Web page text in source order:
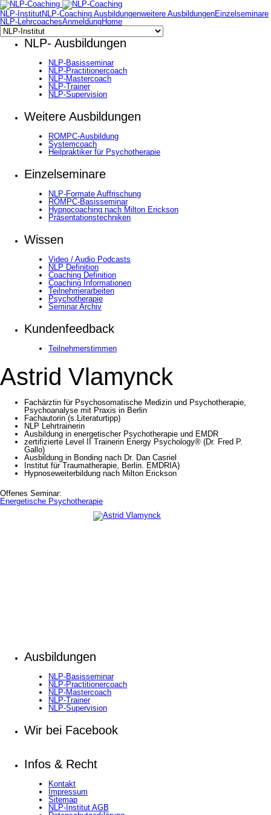
NLP-InstitutNLP-Coaching Ausbildungenweitere AusbildungenEinzelseminare
NLP-LehrcoachesAnmeldungHome
NLP- Ausbildungen
NLP-Basisseminar
NLP-Practitionercoach
NLP-Mastercoach
NLP-Trainer
NLP-Supervision
Weitere Ausbildungen
ROMPC-Ausbildung
Systemcoach
Heilpraktiker für Psychotherapie
Einzelseminare
NLP-Formate Auffrischung
ROMPC-Basisseminar
Hypnocoaching nach Milton Erickson
Präsentationstechniken
Wissen
Video / Audio Podcasts
NLP Definition
Coaching Definition
Coaching Informationen
Teilnehmerarbeiten
Psychotherapie
Seminar Archiv
Kundenfeedback
Teilnehmerstimmen
Astrid Vlamynck
Fachärztin für Psychosomatische Medizin und Psychotherapie,
Psychoanalyse mit Praxis in Berlin
Fachautorin (s.Literaturtipp)
NLP Lehrtrainerin
Ausbildung in energetischer Psychotherapie und EMDR
zertifizierte Level II Trainerin Energy Psychology® (Dr. Fred P.
Gallo)
Ausbildung in Bonding nach Dr. Dan Casriel
Institut für Traumatherapie, Berlin. EMDRIA)
Hypnoseweiterbildung nach Milton Erickson
Offenes Seminar:
Energetische Psychotherapie
Ausbildungen
NLP-Basisseminar
NLP-Practitionercoach
NLP-Mastercoach
NLP-Trainer
NLP-Supervision
Wir bei Facebook
Infos & Recht
Kontakt
Impressum
Sitemap
NLP-Institut AGB